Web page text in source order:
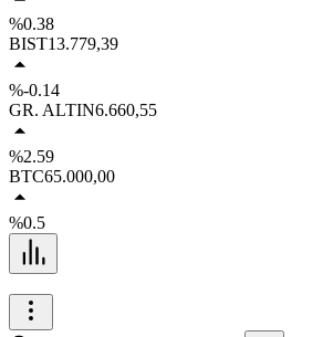
%0.38
BIST13.779,39
%-0.14
GR. ALTIN6.660,55
%2.59
BTC65.000,00
%0.5